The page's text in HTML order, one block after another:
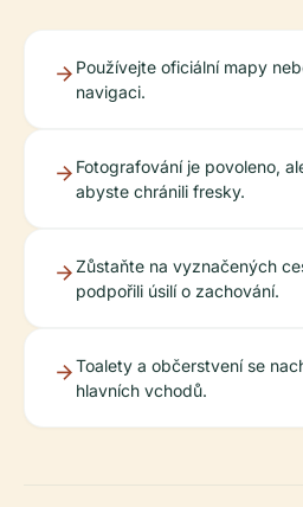
Používejte oficiální mapy
navigaci.
Fotografování je povoleno,
abyste chránili fresky.
Zůstaňte na vyznačených
podpořili úsilí o zachování.
Toalety a občerstvení se
hlavních vchodů.